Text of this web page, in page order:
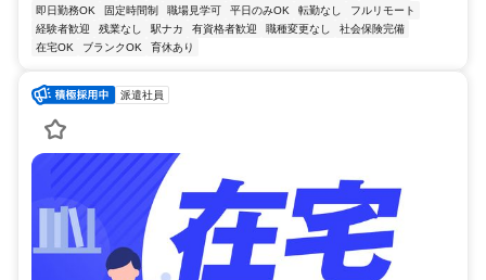
即日勤務OK
固定時間制 職場見学可 平日のみOK 転勤なし
フルリモート
経験者歓迎
残業なし 駅ナカ 有資格者歓迎 職種変更なし
社会保険完備
在宅OK
ブランクOK 育休あり
派遣社員